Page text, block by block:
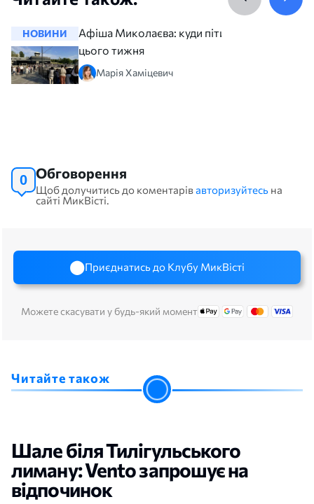
НОВИНИ
Афіша Миколаєва: куди піти
цього тижня
Марія Хаміцевич
0 Обговорення
Щоб долучитись до коментарівавторизуйтесь на
сайті МикВісті.
Приєднатись до Клубу МикВісті
Можете скасувати у будь-який момент
Читайте також
Шале біля Тилігульського
лиману: Vento запрошує на
відпочинок